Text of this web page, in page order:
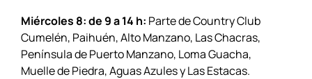
Miércoles 8: de 9 a 14 h: Parte de Country Club
Cumelén, Paihuén, Alto Manzano, Las Chacras,
Península de Puerto Manzano, Loma Guacha,
Muelle de Piedra, Aguas Azules y Las Estacas.